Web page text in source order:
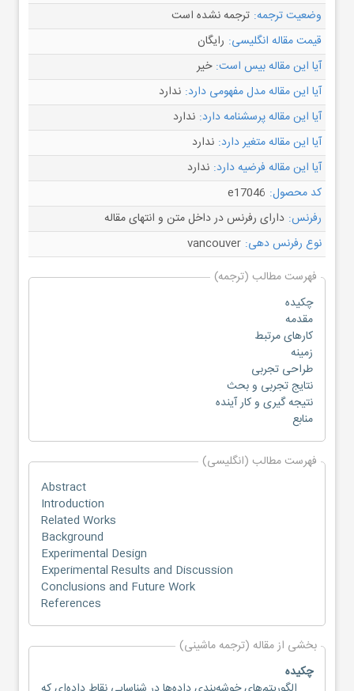
وضعیت ترجمه: ترجمه نشده است
قیمت مقاله انگلیسی: رایگان
آیا این مقاله بیس است: خیر
آیا این مقاله مدل مفهومی دارد: ندارد
آیا این مقاله پرسشنامه دارد: ندارد
آیا این مقاله متغیر دارد: ندارد
آیا این مقاله فرضیه دارد: ندارد
کد محصول: e17046
رفرنس: دارای رفرنس در داخل متن و انتهای مقاله
نوع رفرنس دهی: vancouver
فهرست مطالب (ترجمه)
چکیده
مقدمه
کارهای مرتبط
زمینه
طراحی تجربی
نتایج تجربی و بحث
نتیجه گیری و کار آینده
منابع
فهرست مطالب (انگلیسی)
Abstract
Introduction
Related Works
Background
Experimental Design
Experimental Results and Discussion
Conclusions and Future Work
References
بخشی از مقاله (ترجمه ماشینی)
چکیده